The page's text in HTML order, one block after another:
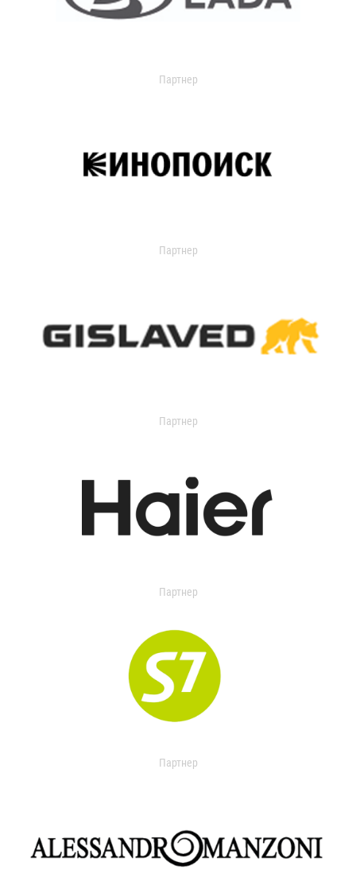
Партнер
Партнер
Партнер
Партнер
Партнер